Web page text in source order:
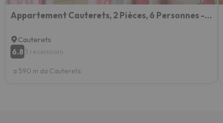
Appartement Cauterets, 2 Pièces, 6 Personnes - Fr-1-234-153
Cauterets
6.8 3 recensioni
a 590 m da Cauterets